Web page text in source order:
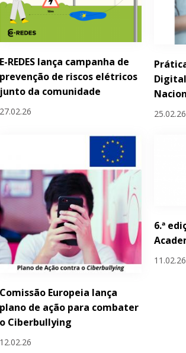
E-REDES lança campanha de
prevenção de riscos elétricos
junto da comunidade
27.02.26 25.02.26
Comissão Europeia lança
plano de ação para combater
o Ciberbullying
12.02.26
6.ª
11.02.26